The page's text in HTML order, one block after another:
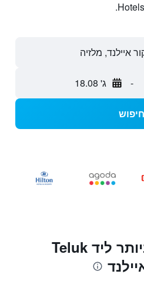
- ג' 18.08
חיפוש
המלונות הזולים ביותר ליד Teluk